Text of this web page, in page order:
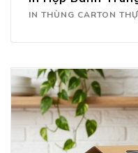
IN THÙNG CARTON